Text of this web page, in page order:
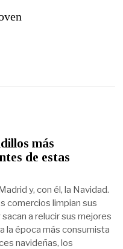
más
de estas
y, con él, la Navidad.
comercios limpian sus
a relucir sus mejores
la época más consumista
navideñas, los